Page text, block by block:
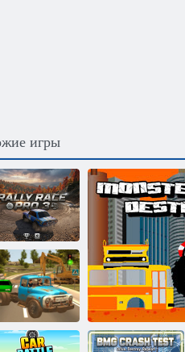
игры
Профессиональные
раллийные
гонки 3